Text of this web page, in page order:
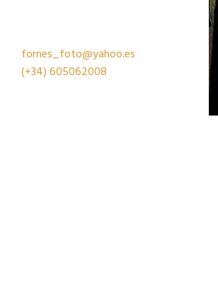
fornes_foto@yahoo.es
(+34)605062008